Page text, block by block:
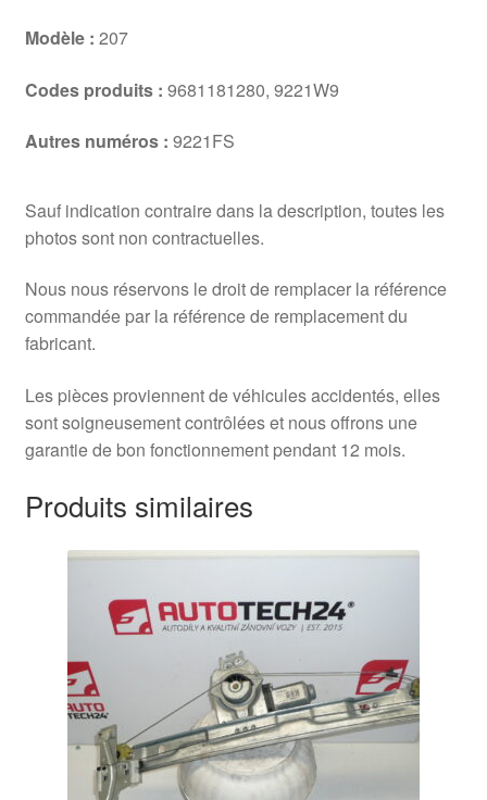
Modèle : 207
Codes produits : 9681181280, 9221W9
Autres numéros : 9221FS
Sauf indication contraire dans la description, toutes les
photos sont non contractuelles.
Nous nous réservons le droit de remplacer la référence
commandée par la référence de remplacement du
fabricant.
Les pièces proviennent de véhicules accidentés, elles
sont soigneusement contrôlées et nous offrons une
garantie de bon fonctionnement pendant 12 mois.
Produits similaires